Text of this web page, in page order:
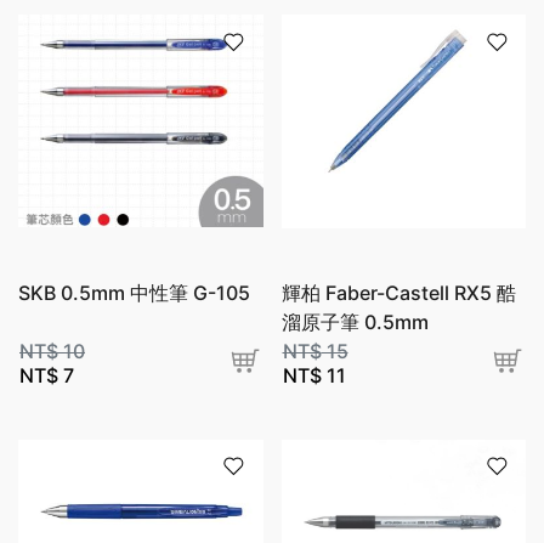
SKB 0.5mm 中性筆 G-105
NT$10
NT$ 7
輝柏 Faber-Castell RX5 酷
溜原子筆 0.5mm
NT$15
NT$11